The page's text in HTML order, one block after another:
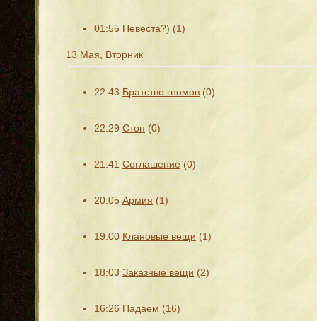
01:55 Невеста?) (1)
13 Мая, Вторник
22:43 Братство гномов (0)
22:29 Стоп (0)
21:41 Соглашение (0)
20:05 Армия (1)
19:00 Клановые вещи (1)
18:03 Заказные вещи (2)
16:26 Падаем (16)